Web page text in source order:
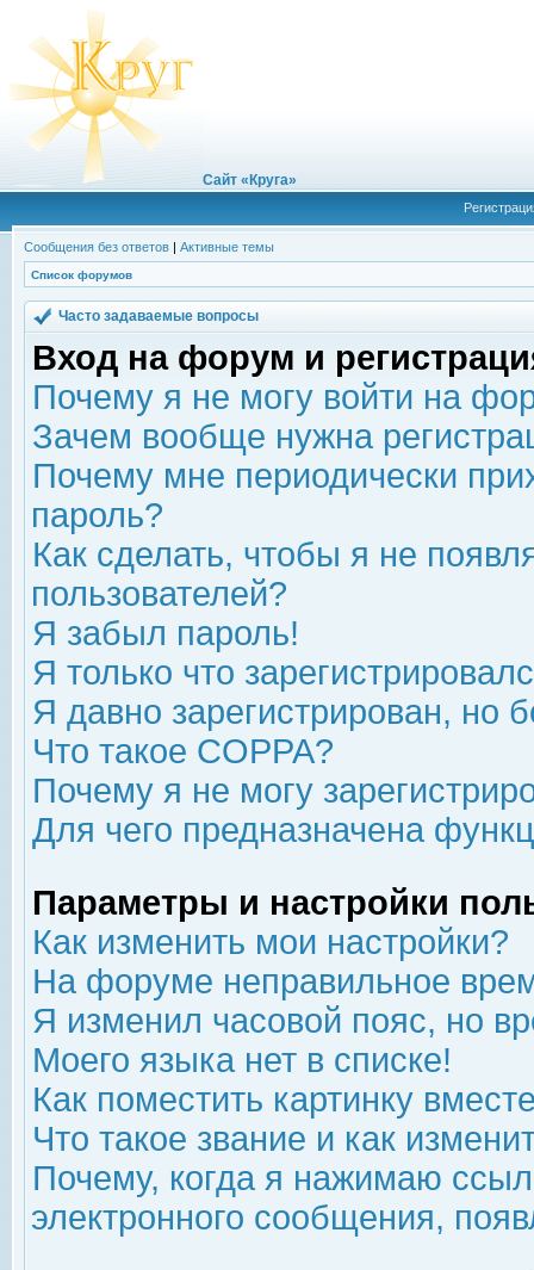
Сайт «Круга»
Сообщения без ответов | Активные темы
Список форумов
Часто задаваемые вопросы
Вход на форум и
Почему я не могу войти на
Зачем вообще нужна
Почему мне периодически
пароль?
Как сделать, чтобы я не
пользователей?
Я забыл пароль!
Я только что
Я давно зарегистрирован, но
Что такое COPPA?
Почему я не могу
Для чего предназначена
Параметры и настройки
Как изменить мои настройки?
На форуме неправильное
Я изменил часовой пояс, но
Моего языка нет в списке!
Как поместить картинку
Что такое звание и как
Почему, когда я нажимаю
электронного сообщения,